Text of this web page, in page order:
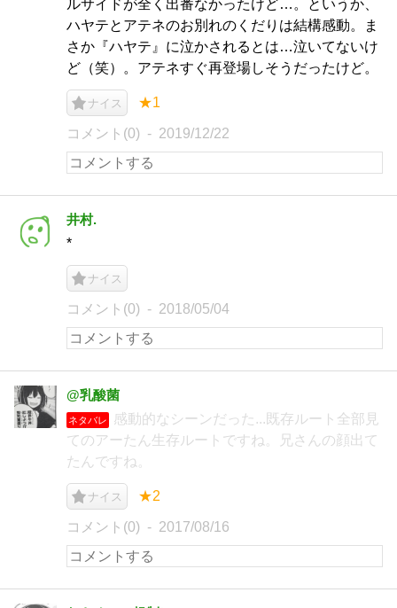
ルサイドが全く出番なかったけど…。というか、
ハヤテとアテネのお別れのくだりは結構感動。ま
さか『ハヤテ』に泣かされるとは…泣いてないけ
ど（笑）。アテネすぐ再登場しそうだったけど。
ナイス ★1
コメント(0) 2019/12/22
井村.
*
ナイス
コメント(0) 2018/05/04
@乳酸菌
ネタバレ
感動的なシーンだった...既存ルート全部見
てのアーたん生存ルートですね。兄さんの顔出て
たんですね。
ナイス ★2
コメント(0) 2017/08/16